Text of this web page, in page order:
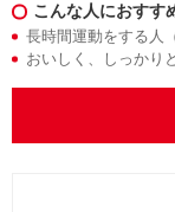
こんな人におすす
長時間運動をする人
おいしく、しっかり